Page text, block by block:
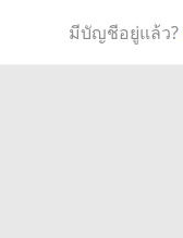
มีบัญชีอยู่แล้ว?